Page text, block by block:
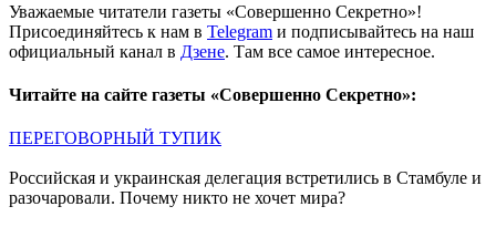
Уважаемые читатели газеты «Совершенно Секретно»!
Присоединяйтесь к нам в Telegram и подписывайтесь на наш
официальный канал в Дзене. Там все самое интересное.
Читайте на сайте газеты «Совершенно Секретно»:
ПЕРЕГОВОРНЫЙ ТУПИК
Российская и украинская делегация встретились в Стамбуле и
разочаровали. Почему никто не хочет мира?